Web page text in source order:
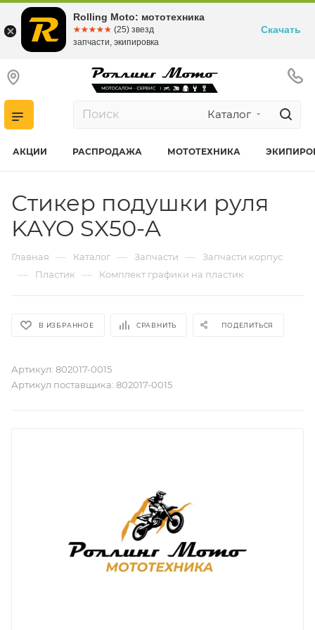
Каталог
АКЦИИ РАСПРОДАЖА МОТОТЕХНИКА
Стикер подушки руля
KAYO SX50-A
Главная — Каталог — Запчасти — Запчасти корпус
— Пластик — Комплект графики на пластик
В ИЗБРАННОЕ СРАВНИТЬ ПОДЕЛИТЬСЯ
Артикул: 802017-0015
Артикул поставщика: 802017-0015
Rolling Moto: мототехника
☆☆☆☆☆
★★★★★ (25) звезд
запчасти, экипировка
Скачать